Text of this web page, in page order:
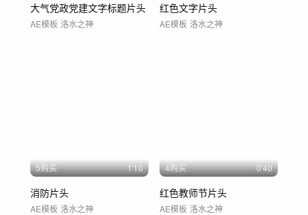
大气党政党建文字标题片头
AE模板 洛水之神
红色文字片头
AE模板 洛水之神
5购买 1'10
消防片头
AE模板 洛水之神
4购买 0'40
红色教师节片头
AE模板 洛水之神